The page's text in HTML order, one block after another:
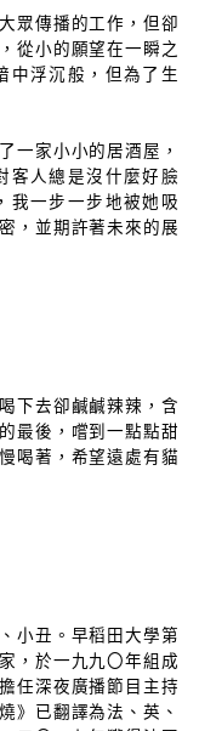
眾傳播的工作，但卻
從小的願望在一瞬之
中浮沉般，但為了生
家小小的居酒屋，
客人總是沒什麼好臉
我一步一步地被她吸
，並期許著未來的展
下去卻鹹鹹辣辣，含
最後，嚐到一點點甜
喝著，希望遠處有貓
小丑。早稻田大學第
，於一九九〇年組成
任深夜廣播節目主持
》已翻譯為法、英、